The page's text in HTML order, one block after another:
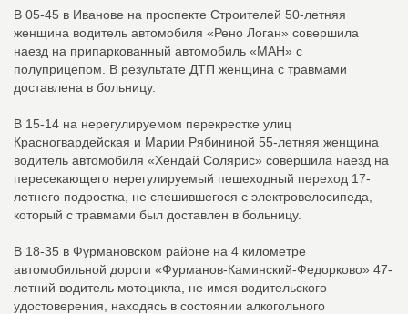
В 05-45 в Иванове на проспекте Строителей 50-летняя
женщина водитель автомобиля «Рено Логан» совершила
наезд на припаркованный автомобиль «МАН» с
полуприцепом. В результате ДТП женщина с травмами
доставлена в больницу.
В 15-14 на нерегулируемом перекрестке улиц
Красногвардейская и Марии Рябининой 55-летняя женщина
водитель автомобиля «Хендай Солярис» совершила наезд на
пересекающего нерегулируемый пешеходный переход 17-
летнего подростка, не спешившегося с электровелосипеда,
который с травмами был доставлен в больницу.
В 18-35 в Фурмановском районе на 4 километре
автомобильной дороги «Фурманов-Каминский-Федорково» 47-
летний водитель мотоцикла, не имея водительского
удостоверения, находясь в состоянии алкогольного